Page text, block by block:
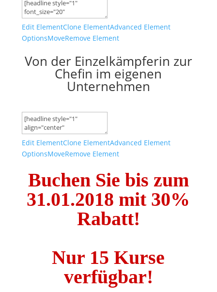
Edit ElementClone ElementAdvanced Element
OptionsMoveRemove Element
Von der Einzelkämpferin zur
Chefin im eigenen
Unternehmen
Edit ElementClone ElementAdvanced Element
OptionsMoveRemove Element
Buchen Sie bis zum
31.01.2018 mit 30%
Rabatt!
Nur 15 Kurse
verfügbar!